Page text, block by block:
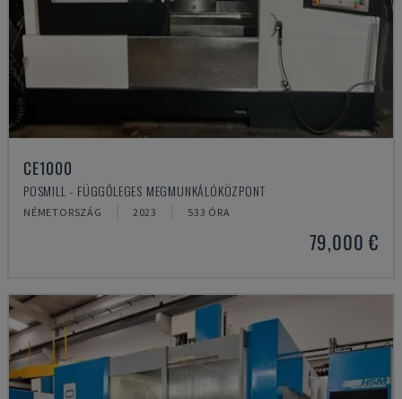
CE1000
POSMILL - FÜGGŐLEGES MEGMUNKÁLÓKÖZPONT
NÉMETORSZÁG 2023 533 ÓRA
79,000 €